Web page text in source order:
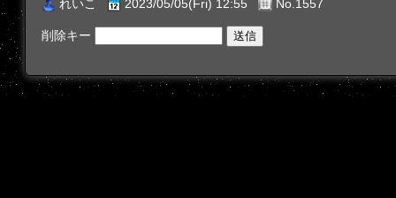
れいこ 2023/05/05(Fri) 12:55 No.1557
削除キー